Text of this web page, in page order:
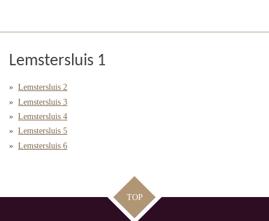
Lemstersluis 1
Lemstersluis 2
Lemstersluis 3
Lemstersluis 4
Lemstersluis 5
Lemstersluis 6
TOP